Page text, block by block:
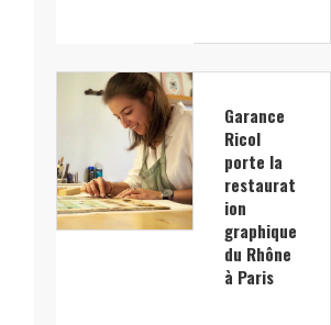
Garance
Ricol
porte la
restaurat
ion
graphique
du Rhône
à Paris